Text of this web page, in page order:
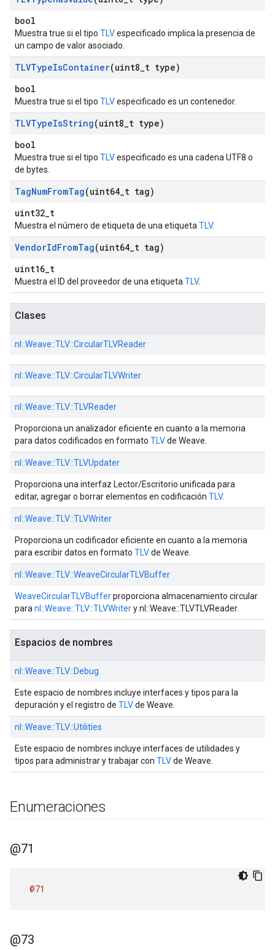
bool
Muestra true si el tipo TLVespecificado implica la presencia de
un campo de valor asociado.
TLVTypeIsContainer(uint8 t type)
bool
Muestra true si el tipo TLVespecificado es un contenedor.
TLVTypeIsString(uint8 t type)
bool
Muestra true si el tipo TLVespecificado es una cadena UTF8 o
de bytes.
TagNumFromTag(uint64 t tag)
uint32_t
Muestra el número de etiqueta de una etiqueta TLV.
VendorIdFromTag(uint64 t tag)
uint16_t
Muestra el ID del proveedor de una etiqueta TLV.
Clases
nl::Weave::TLV::CircularTLVReader
nl::Weave::TLV::CircularTLVWriter
nl::Weave::TLV::TLVReader
Proporciona un analizador eficiente en cuanto a la memoria
para datos codificados en formato TLVde Weave.
nl::Weave::TLV::TLVUpdater
Proporciona una interfaz Lector/Escritorio unificada para
editar, agregar o borrar elementos en codificación TLV.
nl::Weave::TLV::TLVWriter
Proporciona un codificador eficiente en cuanto a la memoria
para escribir datos en formato TLVde Weave.
nl::Weave::TLV::WeaveCircularTLVBuffer
WeaveCircularTLVBufferproporciona almacenamiento circular
para nl::Weave::TLV::TLVWritery nl::Weave::TLVTLVReader.
Espacios de nombres
nl::Weave::TLV::Debug
Este espacio de nombres incluye interfaces y tipos para la
depuración y el registro de TLVde Weave.
nl::Weave::TLV::Utilities
Este espacio de nombres incluye interfaces de utilidades y
tipos para administrar y trabajar con TLVde Weave.
Enumeraciones
@71
@71
@73